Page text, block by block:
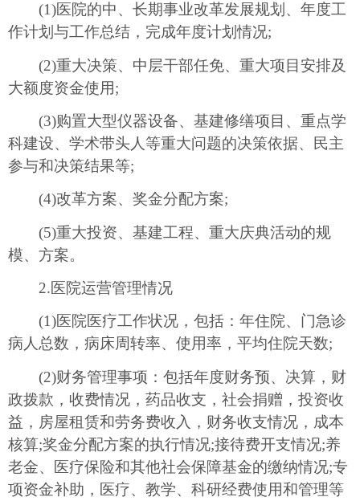
(1)医院的中、长期事业改革发展规划、年度工
作计划与工作总结，完成年度计划情况;
(2)重大决策、中层干部任免、重大项目安排及
大额度资金使用;
(3)购置大型仪器设备、基建修缮项目、重点学
科建设、学术带头人等重大问题的决策依据、民主
参与和决策结果等;
(4)改革方案、奖金分配方案;
(5)重大投资、基建工程、重大庆典活动的规
模、方案。
2.医院运营管理情况
(1)医院医疗工作状况，包括：年住院、门急诊
病人总数，病床周转率、使用率，平均住院天数;
(2)财务管理事项：包括年度财务预、决算，财
政拨款，收费情况，药品收支，社会捐赠，投资收
益，房屋租赁和劳务费收入，财务收支情况，成本
核算;奖金分配方案的执行情况;接待费开支情况;养
老金、医疗保险和其他社会保障基金的缴纳情况;专
项资金补助，医疗、教学、科研经费使用和管理等